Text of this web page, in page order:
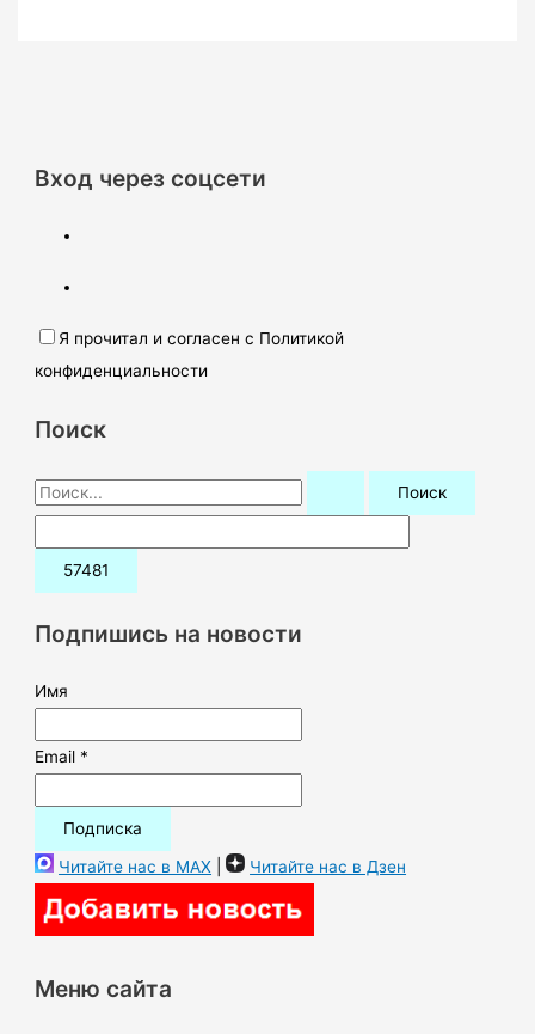
Вход через соцсети
Я прочитал и согласен с Политикой
конфиденциальности
Поиск
П
о
и
:Подпишись на новости
Имя
Email *
Читайте нас в MAX | Читайте нас в Дзен
Меню сайта